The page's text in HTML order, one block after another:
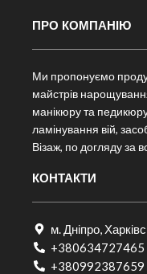
ПРО КОМПАНІЮ
Ми пропонуємо
майстрів
манікюру та
ламінування вій,
Візаж, по догляду за
КОНТАКТИ
м. Дніпро,
+380634727465
+380992387659